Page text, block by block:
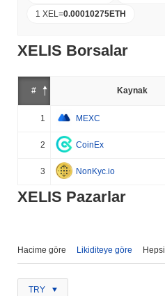
1 XEL =0.00010275ETH
XELIS Borsalar
# Kaynak
1 MEXC
2 CoinEx
3 NonKyc.io
XELIS Pazarlar
Hacime göre Likiditeye göre Hepsi
TRY